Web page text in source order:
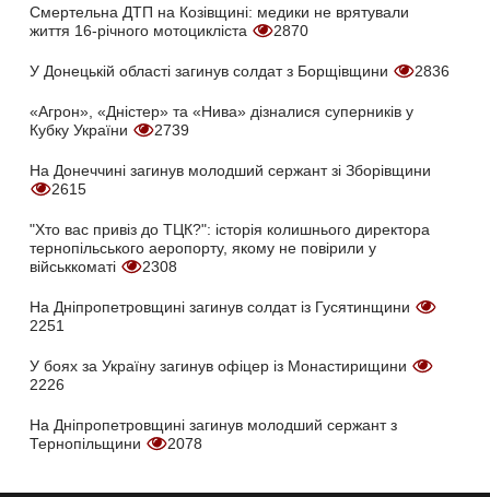
Смертельна ДТП на Козівщині: медики не врятували
життя 16-річного мотоцикліста
2870
У Донецькій області загинув солдат з Борщівщини 2836
«Агрон», «Дністер» та «Нива» дізналися суперників у
Кубку України
2739
На Донеччині загинув молодший сержант зі Зборівщини
2615
"Хто вас привіз до ТЦК?": історія колишнього директора
тернопільського аеропорту, якому не повірили у
військкоматі
2308
На Дніпропетровщині загинув солдат із Гусятинщини
2251
У боях за Україну загинув офіцер із Монастирищини
2226
На Дніпропетровщині загинув молодший сержант з
Тернопільщини
2078